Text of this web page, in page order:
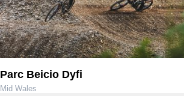
Parc Beicio Dyfi
Mid Wales